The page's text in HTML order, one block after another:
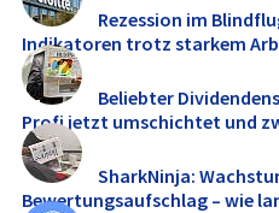
Rezession im
Indikatoren trotz starkem
Beliebter
Profi jetzt umschichtet und
SharkNinja:
Bewertungsaufschlag – wie